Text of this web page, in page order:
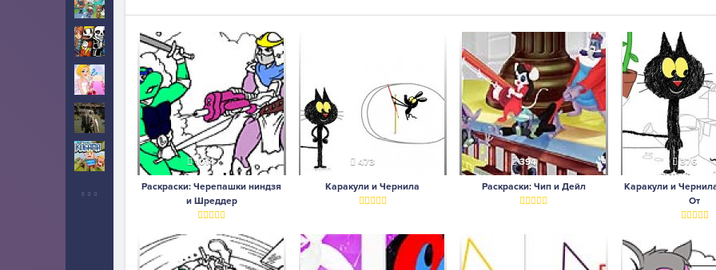
Инди 5
Свадьба 2
Выживание 6
Когама 1014
Раскраски: Черепашки ниндзя
и Шреддер
473
Каракули и Чернила
394
Раскраски: Чип и Дейл
376
Каракули и
От